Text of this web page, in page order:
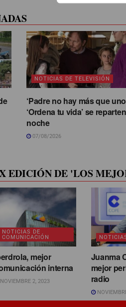
NOTICIAS DE TELEVISIÓN
‘Padre no hay más que
‘Ordena tu vida’ se
noche
07/08/2026
EDICIÓN DE 'LOS
NOTICIAS DE
COMUNICACIÓN
mejor
interna
2, 2023
Juanma
mejor
radio